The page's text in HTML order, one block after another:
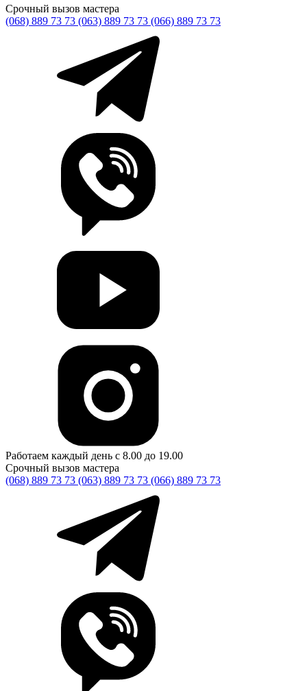
Срочный вызов мастера
(068) 889 73 73 (063) 889 73 73 (066) 889 73 73
Работаем каждый день с 8.00 до 19.00
Срочный вызов мастера
(068) 889 73 73 (063) 889 73 73 (066) 889 73 73